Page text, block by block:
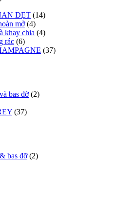
DẸT (14)
mở (4)
khay chia (4)
rác (6)
(37)
bas đỡ (2)
(37)
bas đỡ (2)